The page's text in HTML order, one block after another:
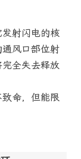
发射闪电的核
风口部位射
全失去释放
致命，但能限